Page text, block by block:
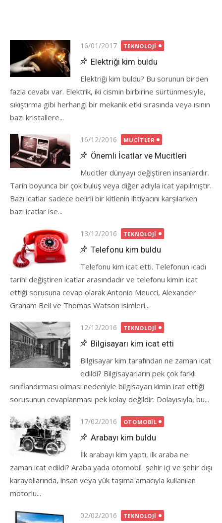
Posted
on
16/01/2017 TEKNOLOJI
Elektriği kim buldu
Elektriği kim buldu? Bu sorunun birden
fazla cevabı var. Elektrik, iki cismin birbirine sürtünmesiyle,
sıkıştırma gibi herhangi bir mekanik etki sırasında veya ısının
bazı kristallere...
Posted
on
16/12/2016 MUCITLER
Önemli İcatlar ve Mucitleri
Mucitler dünyayı değiştiren insanlardır.
Tarih boyunca bir çok buluş veya diğer adıyla icat yapılmıştır.
Bazı icatlar sadece belirli bir kitlenin ihtiyacını karşılarken
bazı icatlar ise...
Posted
on
13/12/2016 TEKNOLOJI
Telefonu kim buldu
Telefonu kim icat etti. Telefonun icadı
tarihi değiştiren icatlar arasındadır ve telefonu kimin icat
ettiği sorusuna cevap olarak Antonio Meucci, Alexander
Graham Bell ve Thomas Watson isimleri...
Posted
on
12/12/2016 TEKNOLOJI
Bilgisayarı kim icat etti
Bilgisayar kim tarafından ne zaman icat
edildi? Bilgisayarların pek çok farklı
sınıflandırması olması nedeniyle bilgisayarı kimin icat ettiği
sorusunun cevaplanması pek kolay değildir. Dolayısıyla, bu...
Posted
on
17/02/2016 OTOMOBIL
Arabayı kim buldu
İlk arabayı kim yaptı, ilk araba ne
zaman icat edildi? Araba yada otomobil şehir içi ve şehir dışı
karayollarında, insan veya yük taşıma amacıyla kullanılan
motorlu...
Posted
02/02/2016 TEKNOLOJI